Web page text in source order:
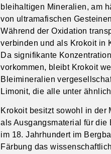
bleihaltigen Mineralien, am
von ultramafischen
Während der Oxidation
verbinden und als Krokoit in
Da signifikante
vorkommen, bleibt Krokoit
Bleimineralien
Limonit, die alle unter
Krokoit besitzt sowohl in der
als Ausgangsmaterial für die
im 18. Jahrhundert im
Färbung das